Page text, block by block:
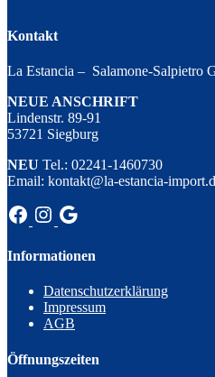
Beiträge
Kontakt
La Estancia – Salamone-Salpietro
NEUE ANSCHRIFT
Lindenstr. 89-91
53721 Siegburg
NEU Tel.: 02241-1460730
Email: kontakt@la-estancia-
Informationen
Datenschutzerklärung
Impressum
AGB
Öffnungszeiten